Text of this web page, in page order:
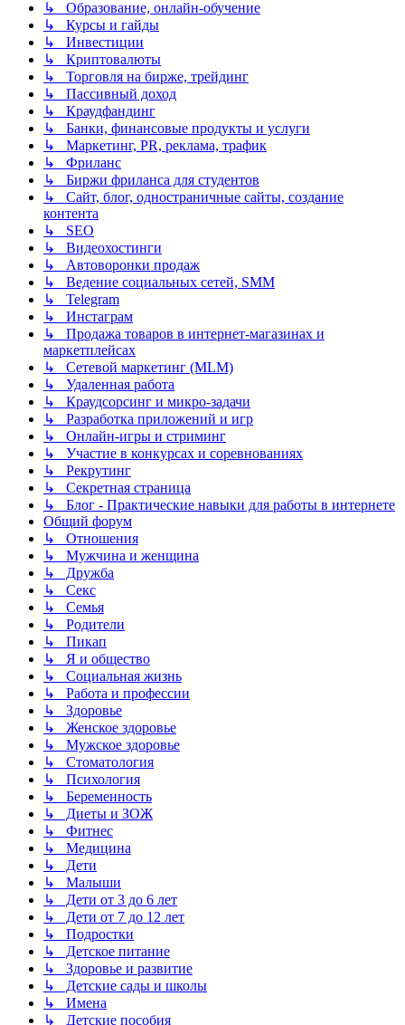
↳ Образование, онлайн-обучение
↳ Курсы и гайды
↳ Инвестиции
↳ Криптовалюты
↳ Торговля на бирже, трейдинг
↳ Пассивный доход
↳ Краудфандинг
↳ Банки, финансовые продукты и услуги
↳ Маркетинг, PR, реклама, трафик
↳ Фриланс
↳ Биржи фриланса для студентов
↳ Сайт, блог, одностраничные сайты, создание
контента
↳ SEO
↳ Видеохостинги
↳ Автоворонки продаж
↳ Ведение социальных сетей, SMM
↳ Telegram
↳ Инстаграм
↳ Продажа товаров в интернет-магазинах и
маркетплейсах
↳ Сетевой маркетинг (MLM)
↳ Удаленная работа
↳ Краудсорсинг и микро-задачи
↳ Разработка приложений и игр
↳ Онлайн-игры и стриминг
↳ Участие в конкурсах и соревнованиях
↳ Рекрутинг
↳ Секретная страница
↳ Блог - Практические навыки для работы в интернете
Общий форум
↳ Отношения
↳ Мужчина и женщина
↳ Дружба
↳ Секс
↳ Семья
↳ Родители
↳ Пикап
↳ Я и общество
↳ Социальная жизнь
↳ Работа и профессии
↳ Здоровье
↳ Женское здоровье
↳ Мужское здоровье
↳ Стоматология
↳ Психология
↳ Беременность
↳ Диеты и ЗОЖ
↳ Фитнес
↳ Медицина
↳ Дети
↳ Малыши
↳ Дети от 3 до 6 лет
↳ Дети от 7 до 12 лет
↳ Подростки
↳ Детское питание
↳ Здоровье и развитие
↳ Детские сады и школы
↳ Имена
↳ Детские пособия